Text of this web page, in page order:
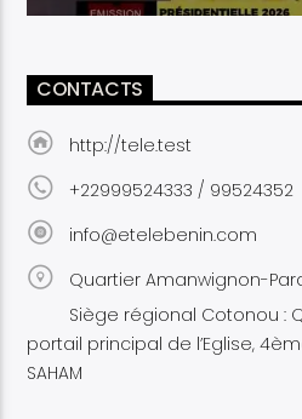
CONTACTS
http://tele.test
+22999524333 / 99524352
info@etelebenin.com
Quartier Amanwignon-
Siège régional Cotonou :
portail principal de l’Eglise,
SAHAM